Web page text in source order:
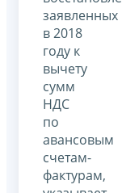
заявленных
в 2018
году к
вычету
сумм
НДС
по
авансовым
счетам-
фактурам,